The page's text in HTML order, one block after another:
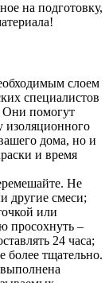
на подготовку,
слоем
специалистов
Они помогут
изоляционного
дома, но и
и время
Не
другие смеси;
или
просохнуть –
24 часа;
более тщательно.
выполнена